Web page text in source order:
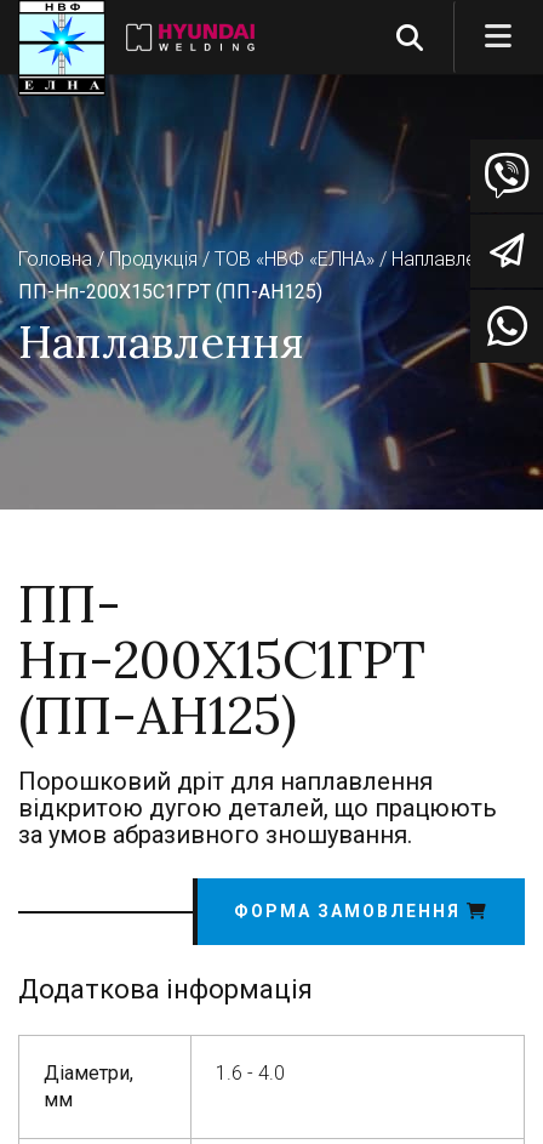
Головна Продукція ТОВ «НВФ «ЕЛНА»
Наплавлення
ПП-Нп-200Х15С1ГРТ (ПП-АН125)
Наплавлення
ПП-
Нп-200Х15С1ГРТ
(ПП-АН125)
Порошковий дріт для наплавлення
відкритою дугою деталей, що працюють
за умов абразивного зношування.
ФОРМА ЗАМОВЛЕННЯ
Додаткова інформація
Діаметри,
мм
1.6 - 4.0